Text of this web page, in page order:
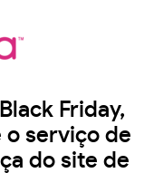
Friday,
serviço de
do site de